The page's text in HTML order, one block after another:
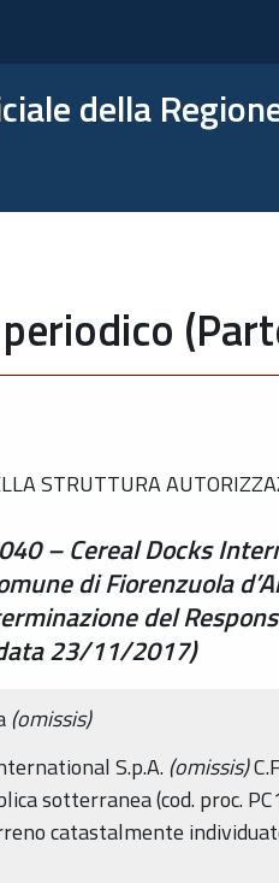
della
STRUTTURA
– Cereal Docks
di Fiorenzuola
del
23/11/2017)
(omissis)
S.p.A.(omissis)
sotterranea (cod. proc.
catastalmente